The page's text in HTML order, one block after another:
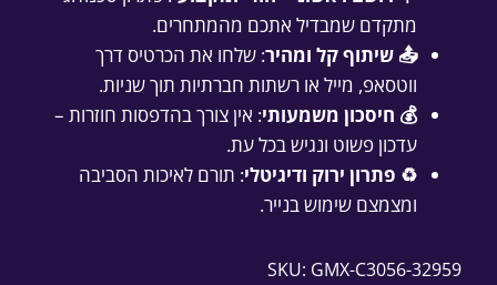
מתקדם שמבדיל אתכם מהמתחרים.
📤 שיתוף קל ומהיר: שלחו את הכרטיס דרך
ווטסאפ, מייל או רשתות חברתיות תוך שניות.
💰 חיסכון משמעותי: אין צורך בהדפסות חוזרות –
עדכון פשוט ונגיש בכל עת.
♻️ פתרון ירוק ודיגיטלי: תורם לאיכות הסביבה
ומצמצם שימוש בנייר.
SKU: GMX-C3056-32959